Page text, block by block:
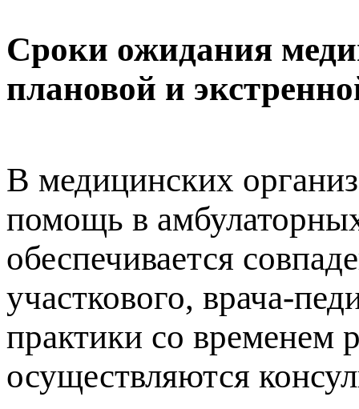
Сроки ожидания
плановой и
В медицинских
помощь в
обеспечивается
участкового, врача-
практики со временем
осуществляются